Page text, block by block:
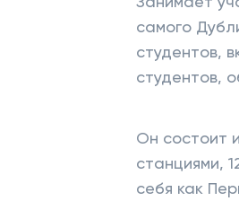
самого
студентов,
студентов,
Он состоит
станциями,
себя как